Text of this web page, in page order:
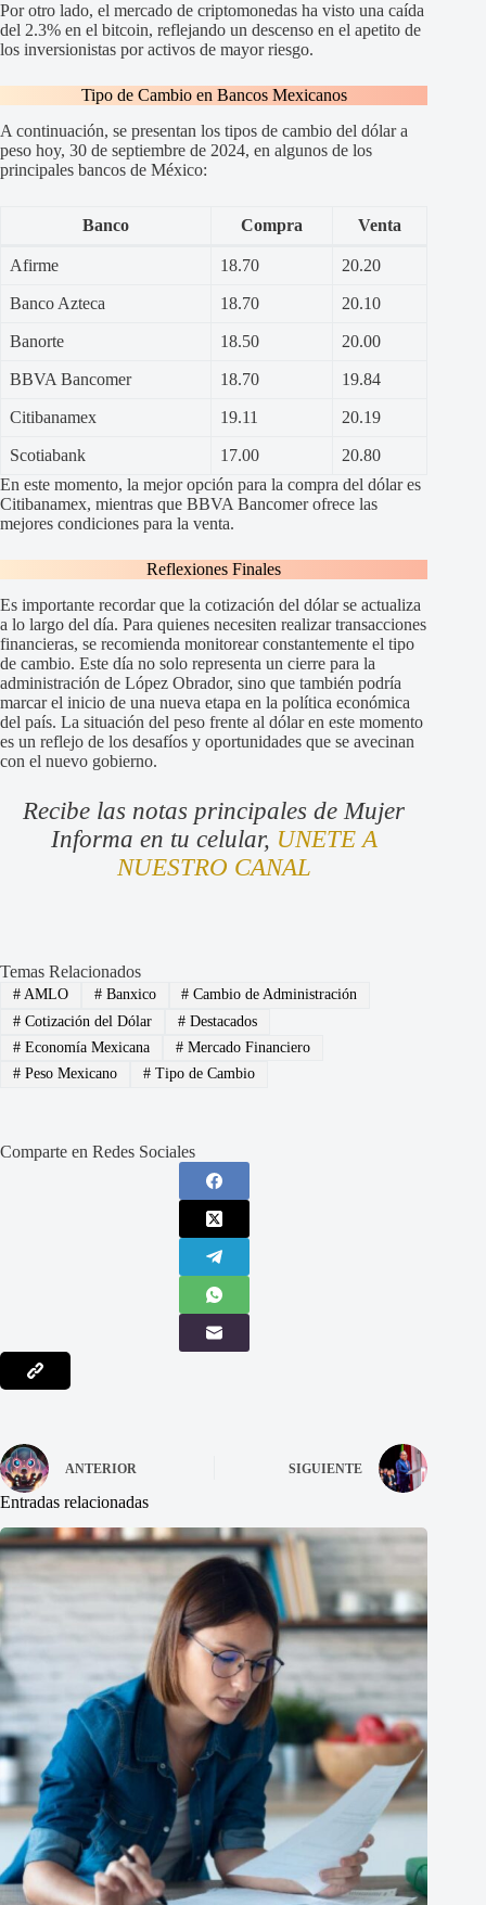
Por otro lado, el mercado de criptomonedas ha visto una caída
del 2.3% en el bitcoin, reflejando un descenso en el apetito de
los inversionistas por activos de mayor riesgo.
Tipo de Cambio en Bancos Mexicanos
A continuación, se presentan los tipos de cambio del dólar a
peso hoy, 30 de septiembre de 2024, en algunos de los
principales bancos de México:
Banco Compra Venta
Afirme 18.70 20.20
Banco Azteca 18.70 20.10
Banorte 18.50 20.00
BBVA Bancomer 18.70 19.84
Citibanamex 19.11 20.19
Scotiabank 17.00
20.80
En este momento, la mejor opción para la compra del dólar es
Citibanamex, mientras que BBVA Bancomer ofrece las
mejores condiciones para la venta.
Reflexiones Finales
Es importante recordar que la cotización del dólar se actualiza
a lo largo del día. Para quienes necesiten realizar transacciones
financieras, se recomienda monitorear constantemente el tipo
de cambio. Este día no solo representa un cierre para la
administración de López Obrador, sino que también podría
marcar el inicio de una nueva etapa en la política económica
del país. La situación del peso frente al dólar en este momento
es un reflejo de los desafíos y oportunidades que se avecinan
con el nuevo gobierno.
Recibe las notas principales de Mujer
Informa en tu celular, UNETE A
NUESTRO CANAL
Temas Relacionados
#AMLO #Banxico # Cambio de Administración
#Cotización del Dólar #Destacados
#Economía Mexicana #Mercado Financiero
#Peso Mexicano #Tipo de Cambio
Comparte en Redes Sociales
ANTERIOR SIGUIENTE
Entradas relacionadas